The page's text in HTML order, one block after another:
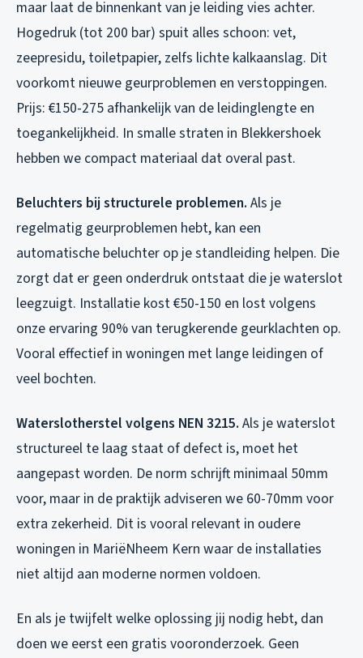
maar laat de binnenkant van je leiding vies achter.
Hogedruk (tot 200 bar) spuit alles schoon: vet,
zeepresidu, toiletpapier, zelfs lichte kalkaanslag. Dit
voorkomt nieuwe geurproblemen en verstoppingen.
Prijs: €150-275 afhankelijk van de leidinglengte en
toegankelijkheid. In smalle straten in Blekkershoek
hebben we compact materiaal dat overal past.
Beluchters bij structurele problemen. Als je
regelmatig geurproblemen hebt, kan een
automatische beluchter op je standleiding helpen. Die
zorgt dat er geen onderdruk ontstaat die je waterslot
leegzuigt. Installatie kost €50-150 en lost volgens
onze ervaring 90% van terugkerende geurklachten op.
Vooral effectief in woningen met lange leidingen of
veel bochten.
Waterslotherstel volgens NEN 3215. Als je waterslot
structureel te laag staat of defect is, moet het
aangepast worden. De norm schrijft minimaal 50mm
voor, maar in de praktijk adviseren we 60-70mm voor
extra zekerheid. Dit is vooral relevant in oudere
woningen in MariëNheem Kern waar de installaties
niet altijd aan moderne normen voldoen.
En als je twijfelt welke oplossing jij nodig hebt, dan
doen we eerst een gratis vooronderzoek. Geen